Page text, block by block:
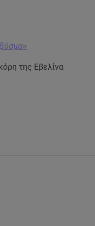
της Εβελίνα